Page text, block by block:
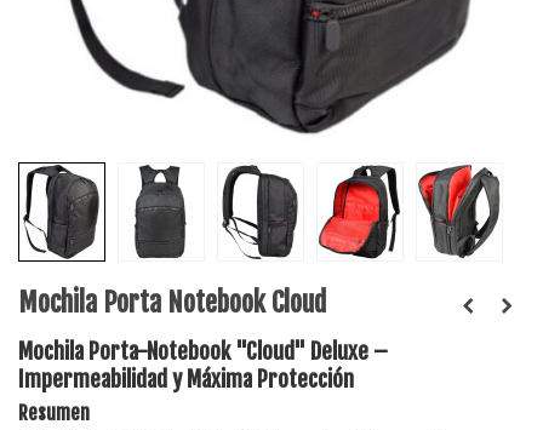
Mochila Porta Notebook Cloud
Mochila Porta-Notebook "Cloud" Deluxe –
Impermeabilidad y Máxima Protección
Resumen